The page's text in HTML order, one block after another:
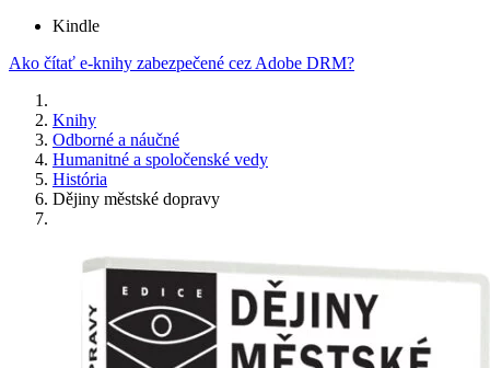
Kindle
Ako čítať e-knihy zabezpečené cez Adobe DRM?
Knihy
Odborné a náučné
Humanitné a spoločenské vedy
História
Dějiny městské dopravy